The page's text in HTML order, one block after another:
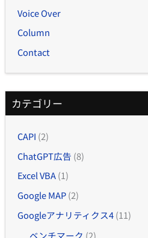
Voice Over
Column
Contact
カテゴリー
CAPI (2)
ChatGPT広告 (8)
Excel VBA(1)
Google MAP(2)
Googleアナリティクス4(11)
ベンチマーク (2)